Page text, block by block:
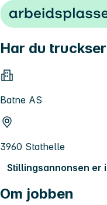
Hopp til innhold
Har du
Batne AS
3960 Stathelle
Stillingsannonsen er
Om jobben